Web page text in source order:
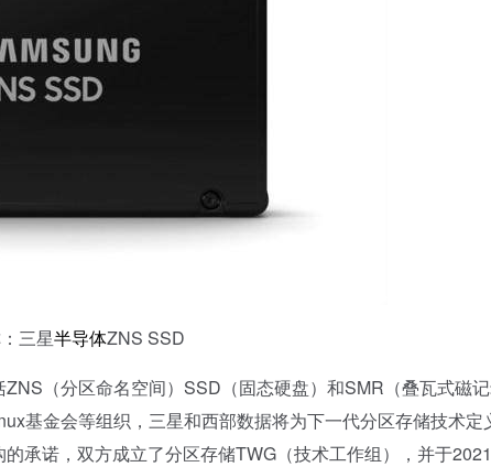
三星半导体ZNS SSD
（分区命名空间）SSD（固态硬盘）和SMR（叠瓦式磁记
基金会等组织，三星和西部数据将为下一代分区存储技术定
承诺，双方成立了分区存储TWG（技术工作组），并于